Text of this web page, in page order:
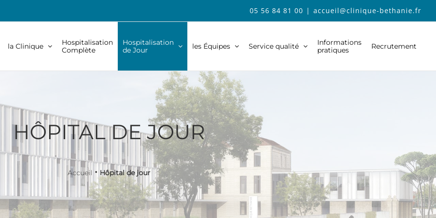
05 56 84 81 00 | accueil@clinique-bethanie.fr
la Clinique
Hospitalisation
Complète
Hospitalisation
de Jour
les Équipes Service qualité
Informations
pratiques
Recrutement
HÔPITAL DE JOUR
Accueil • Hôpital de jour